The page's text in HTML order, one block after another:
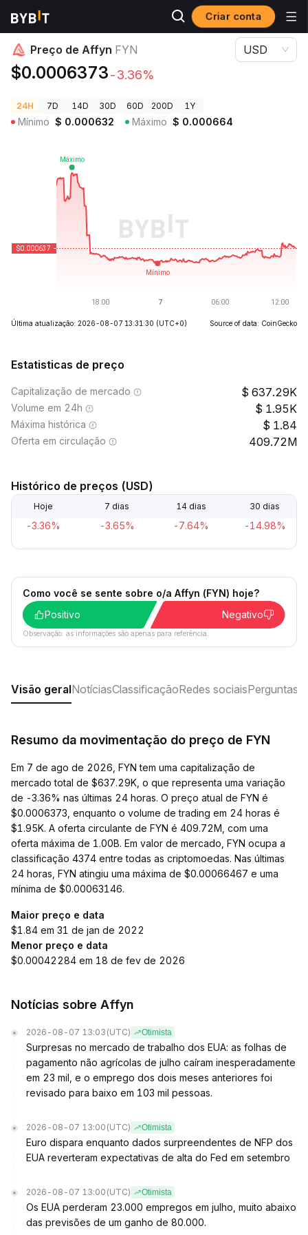
Criar conta
Preços de Criptomoedas Preço de Affyn FYN
Preço de Affyn FYN
$0.0006373-3.36%
USD
24H 7D 14D 30D 60D 200D 1Y
Mínimo $ 0.000632 Máximo $ 0.000664
Última atualização: 2026-08-07 13:31:30 (UTC+0) Source of data: CoinGecko
Estatisticas de preço
Capitalização de mercado 637.29K
Volume em 24h 1.95K
Máxima histórica 1.84
Oferta em circulação 409.72M
Histórico de preços (USD)
Hoje 7 dias 14 dias 30 dias
-3.36% -3.65% -7.64% -14.98%
Como você se sente sobre o/a Affyn (FYN) hoje?
Positivo
Negativo
Observação: as informações são apenas para referência.
Visão geralNotíciasClassificaçãoRedes sociaisPerguntas
Resumo da movimentação do preço de FYN
Em 7 de ago de 2026, FYN tem uma capitalização de
mercado total de $637.29K, o que representa uma variação
de -3.36% nas últimas 24 horas. O preço atual de FYN é
$0.0006373, enquanto o volume de trading em 24 horas é
$1.95K. A oferta circulante de FYN é 409.72M, com uma
oferta máxima de 1.00B. Em valor de mercado, FYN ocupa a
classificação 4374 entre todas as criptomoedas. Nas últimas
24 horas, FYN atingiu uma máxima de $0.00066467 e uma
mínima de $0.00063146.
Maior preço e data
$1.84 em 31 de jan de 2022
Menor preço e data
$0.00042284 em 18 de fev de 2026
Notícias sobre Affyn
2026-08-07 13:03 (UTC) Otimista
Surpresas no mercado de trabalho dos EUA: as folhas de
pagamento não agrícolas de julho caíram inesperadamente
em 23 mil, e o emprego dos dois meses anteriores foi
revisado para baixo em 103 mil pessoas.
2026-08-07 13:00 (UTC) Otimista
Euro dispara enquanto dados surpreendentes de NFP dos
EUA reverteram expectativas de alta do Fed em setembro
2026-08-07 13:00 (UTC) Otimista
Os EUA perderam 23.000 empregos em julho, muito abaixo
das previsões de um ganho de 80.000.